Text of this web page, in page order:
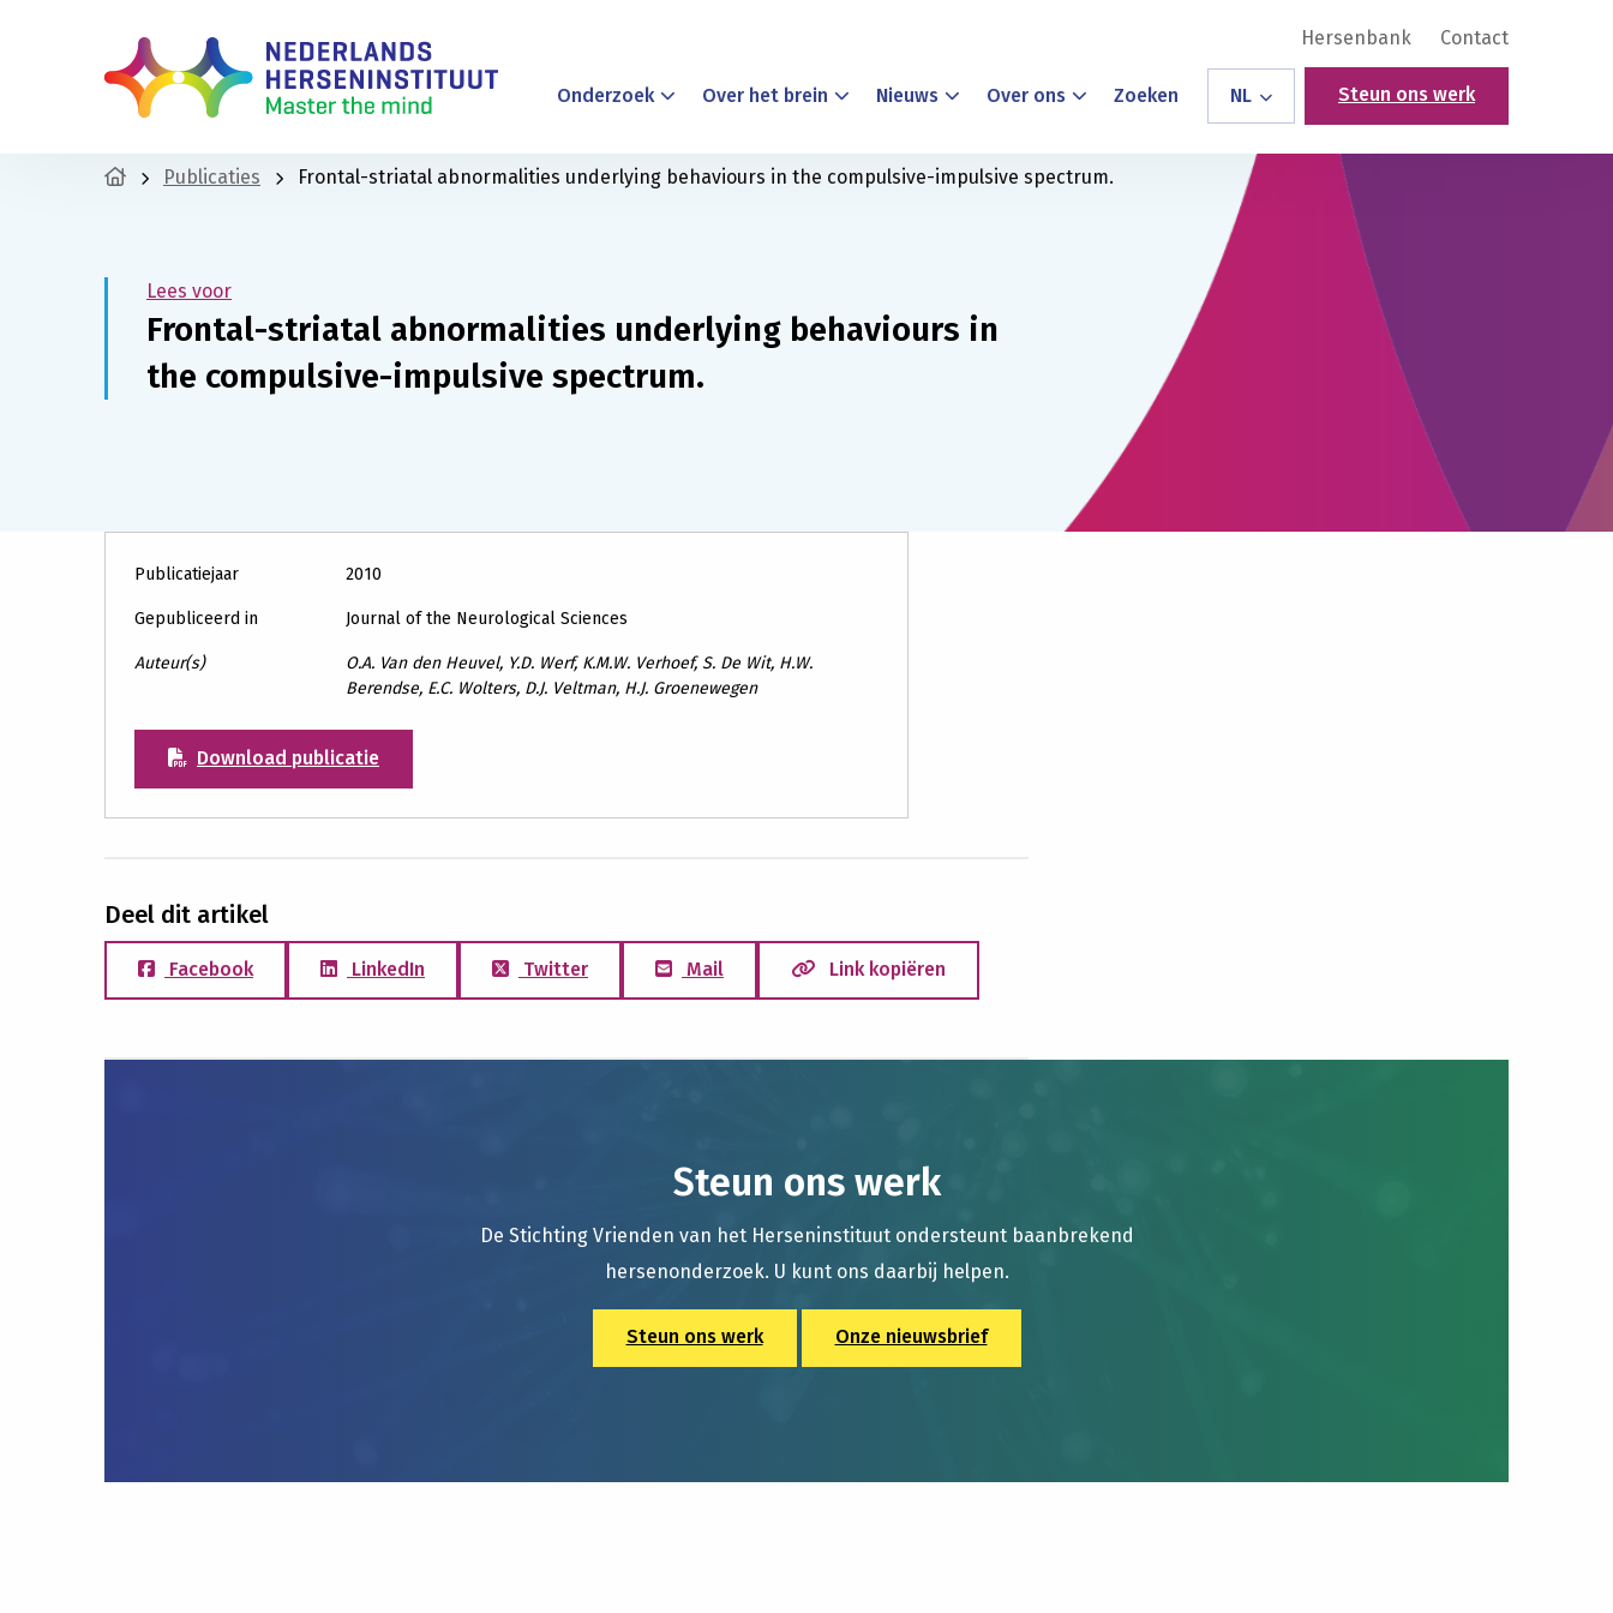
Hersenbank Contact
Onderzoek Over het brein Nieuws Over ons Zoeken NL Steun ons werk
Publicaties Frontal-striatal abnormalities underlying behaviours in the compulsive-impulsive spectrum.
Lees voor
Frontal-striatal abnormalities underlying behaviours in
the compulsive-impulsive spectrum.
Publicatiejaar 2010
Gepubliceerd in Journal of the Neurological Sciences
Auteur(s)
O.A. Van den Heuvel, Y.D. Werf, K.M.W. Verhoef, S. De Wit, H.W.
Berendse, E.C. Wolters, D.J. Veltman, H.J. Groenewegen
Download publicatie
Deel dit artikel
Facebook LinkedIn Twitter Mail Link kopiëren
Steun ons werk
De Stichting Vrienden van het Herseninstituut ondersteunt baanbrekend
hersenonderzoek. U kunt ons daarbij helpen.
Steun ons werk Onze nieuwsbrief